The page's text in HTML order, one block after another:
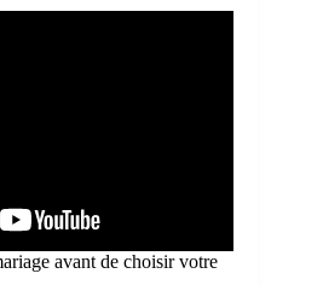
avant de choisir votre